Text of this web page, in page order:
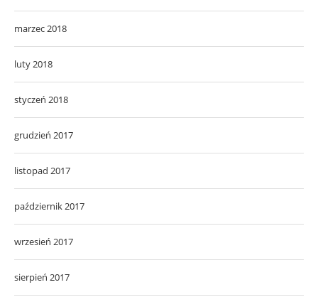
marzec 2018
luty 2018
styczeń 2018
grudzień 2017
listopad 2017
październik 2017
wrzesień 2017
sierpień 2017